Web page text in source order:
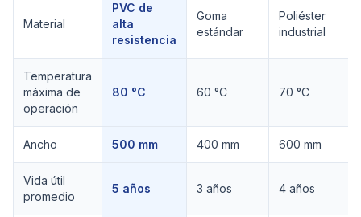
Material
PVC de
alta
resistencia
Goma
estándar
Poliéster
industrial
Temperatura
máxima de
operación
80 °C 60 °C 70 °C
Ancho 500 mm 400 mm 600 mm
Vida útil
promedio
5 años 3 años 4 años